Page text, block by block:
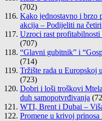
(702)
Kako jednostavno i brzo
akcija – Podijeliti na četiri
Uzroci rast profitabilnosti
(707)
“Glavni gubitnik” i
(714)
Tržište rada u Europskoj
(723)
Dobri i loši troškovi
duh samopotvrđivanja
WTI, Brent i Dubai –
Promene u krivoj